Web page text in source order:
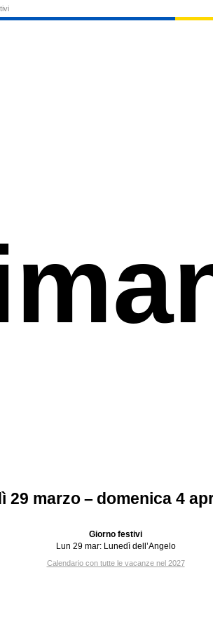
29 marzo – domenica 4
Giorno festivi
Lun 29 mar: Lunedì dell’Angelo
Calendario con tutte le vacanze nel 2027